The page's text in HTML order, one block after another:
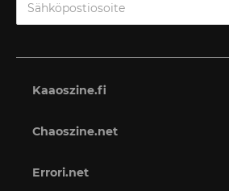
Kaaoszine.fi
Chaoszine.net
Errori.net